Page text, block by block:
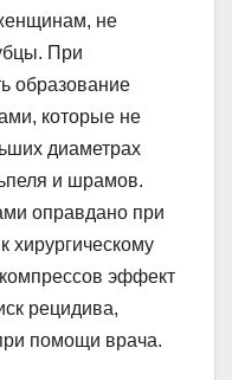
не
При
образование
которые не
диаметрах
и шрамов.
оправдано при
хирургическому
эффект
рецидива,
помощи врача.